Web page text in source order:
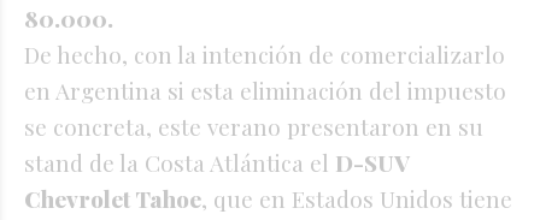
80.000.
De hecho, con la intención de comercializarlo
en Argentina si esta eliminación del impuesto
se concreta, este verano presentaron en su
stand de la Costa Atlántica el D-SUV
Chevrolet Tahoe, que en Estados Unidos tiene